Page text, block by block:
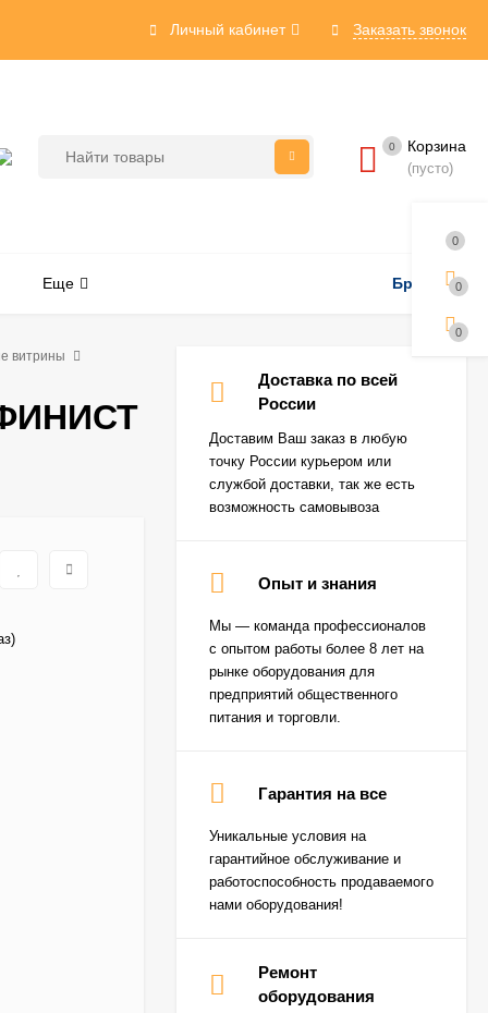
Личный кабинет Заказать звонок
0 Корзина
(пусто)
Бренды
Еще
витрины
ФИНИСТ
Доставка по всей
России
Доставим Ваш заказ в любую
точку России курьером или
службой доставки, так же есть
возможность самовывоза
Опыт и знания
Мы — команда профессионалов
с опытом работы более 8 лет на
рынке оборудования для
предприятий общественного
питания и торговли.
Гарантия на все
Уникальные условия на
гарантийное обслуживание и
работоспособность продаваемого
нами оборудования!
Ремонт
оборудования
Пароконвектомат Baron
10B с подставкой
0
0
0